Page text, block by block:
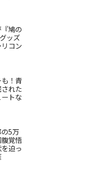
鳩の
ッズ
コン
！青
れた
トな
の5万
覚悟
迫っ